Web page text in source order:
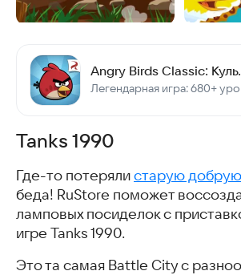
Angry
Tanks 1990
Где-то потеряли старую
беда! RuStore поможет
ламповых посиделок с
игре Tanks 1990.
Это та самая Battle City с